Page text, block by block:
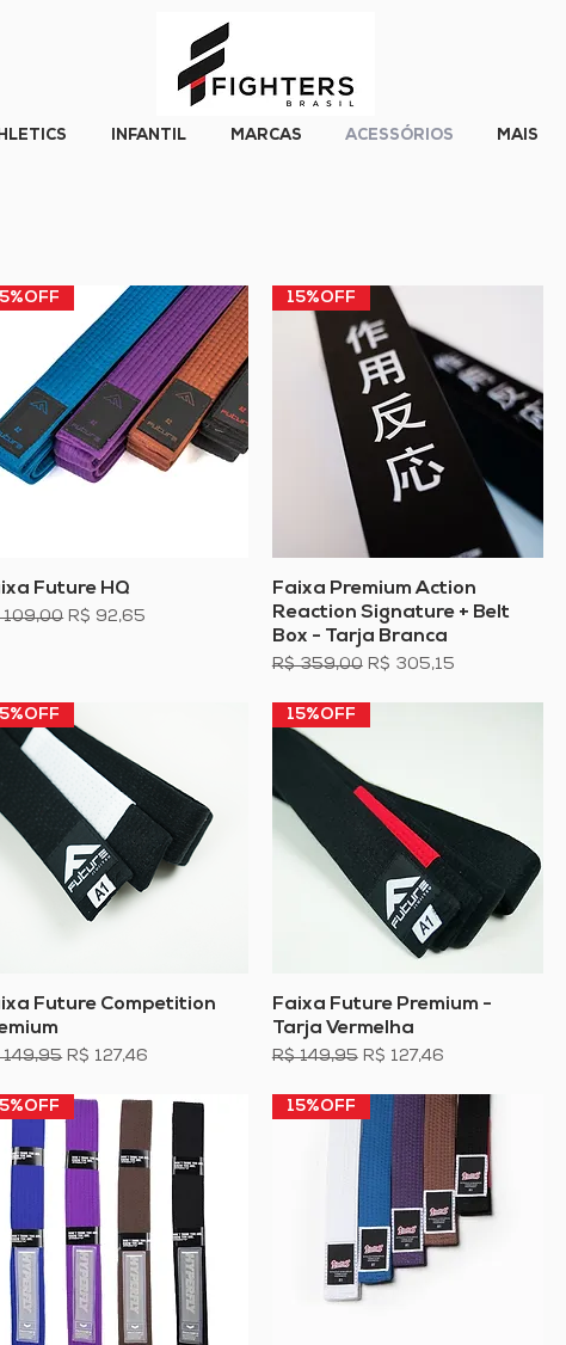
INFANTIL MARCAS ACESSÓRIOS MAIS
Visualização rápida
Future HQ
normal
109,00 Preço promocional
R$ 92,65
Visualização rápida
15%OFF
Faixa Premium Action
Reaction Signature + Belt
Box - Tarja Branca
Preço normal
R$ 359,00 Preço promocional
R$ 305,15
Visualização rápida
Future Competition
normal
149,95 Preço promocional
R$ 127,46
Visualização rápida
15%OFF
Faixa Future Premium -
Tarja Vermelha
Preço normal
R$ 149,95 Preço promocional
R$ 127,46
15%OFF